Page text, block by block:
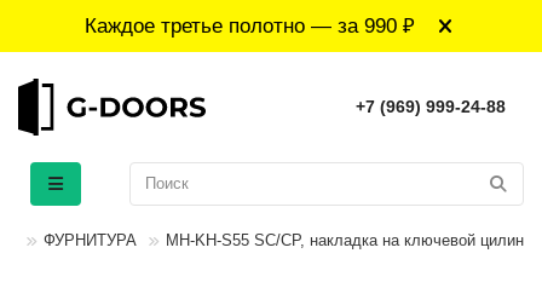
Каждое третье полотно — за 990 ₽
+7 (969) 999-24-88
ФУРНИТУРА MH-KH-S55 SC/CP, накладка на ключевой цилиндр